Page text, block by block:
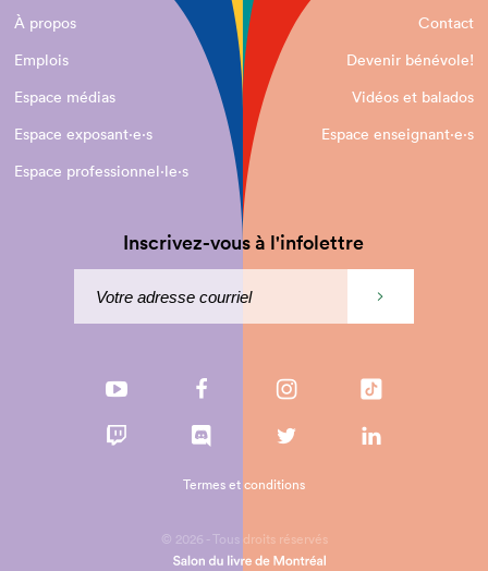
À propos
Contact
Emplois
Devenir bénévole!
Espace médias
Vidéos et balados
Espace exposant·e⋅s
Espace enseignant·e⋅s
Espace professionnel·le⋅s
Inscrivez-vous à l'infolettre
© 2026 - Tous droits réservés
Termes et conditions